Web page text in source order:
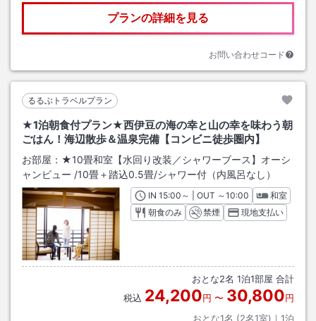
プランの詳細を見る
お問い合わせコード
るるぶトラベルプラン
★1泊朝食付プラン★西伊豆の海の幸と山の幸を味わう朝
ごはん！海辺散歩＆温泉完備【コンビニ徒歩圏内】
お部屋： ★10畳和室【水回り改装／シャワーブース】オーシ
ャンビュー /10畳＋踏込0.5畳/シャワー付（内風呂なし）
INチェックイン
15:00 ～ | OUT チェックアウト
～10:00
和室
朝食のみ
禁煙 現地支払い
おとな2名 1泊1部屋 合計
税込 24,200円 〜 30,800円
おとな1名 (2名1室)｜ 1泊